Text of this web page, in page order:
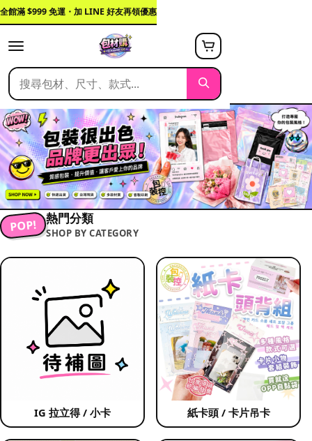
全館滿 $999 免運・加 LINE 好友再領優惠
POP! 熱門分類
SHOP BY CATEGORY
IG 拉立得 / 小卡 紙卡頭 / 卡片吊卡